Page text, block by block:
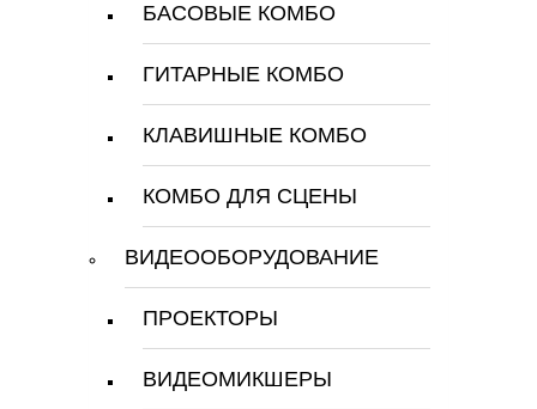
БАСОВЫЕ КОМБО
ГИТАРНЫЕ КОМБО
КЛАВИШНЫЕ КОМБО
КОМБО ДЛЯ СЦЕНЫ
ВИДЕООБОРУДОВАНИЕ
ПРОЕКТОРЫ
ВИДЕОМИКШЕРЫ